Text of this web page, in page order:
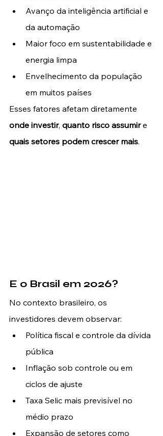
Avanço da inteligência artificial e
da automação
Maior foco em sustentabilidade e
energia limpa
Envelhecimento da população
em muitos países
Esses fatores afetam diretamente
onde investir, quanto risco assumir e
quais setores podem crescer mais.
E o Brasil em 2026?
No contexto brasileiro, os
investidores devem observar:
Política fiscal e controle da dívida
pública
Inflação sob controle ou em
ciclos de ajuste
Taxa Selic mais previsível no
médio prazo
Expansão de setores como